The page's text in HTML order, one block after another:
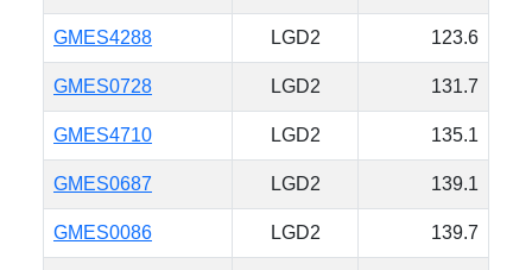
GMES4288 LGD2 123.6
GMES0728 LGD2 131.7
GMES4710 LGD2 135.1
GMES0687 LGD2 139.1
GMES0086 LGD2 139.7